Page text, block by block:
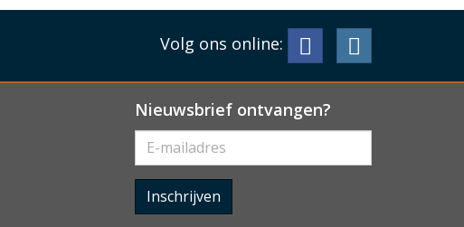
Volg ons online:
Nieuwsbrief ontvangen?
Inschrijven